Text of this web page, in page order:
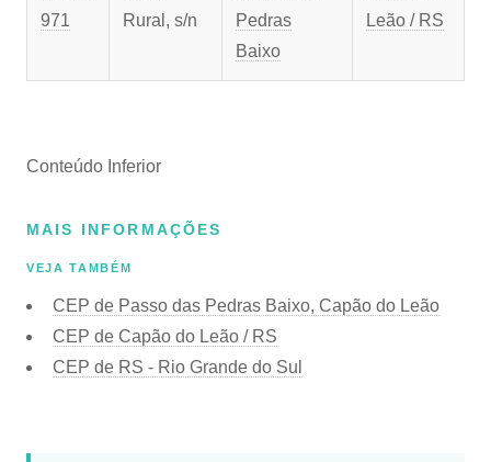
971
Rural, s/n
Pedras
Baixo
Leão / RS
Conteúdo Inferior
MAIS INFORMAÇÕES
VEJA TAMBÉM
CEP de Passo das Pedras Baixo, Capão do Leão
CEP de Capão do Leão / RS
CEP de RS - Rio Grande do Sul